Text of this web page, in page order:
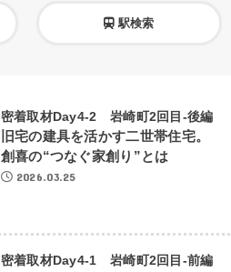
駅検索
密着取材Day4-2 岩崎町2回目-後編
旧宅の建具を活かす二世帯住宅。
創喜の“つなぐ家創り”とは
2026.03.25
密着取材Day4-1 岩崎町2回目-前編